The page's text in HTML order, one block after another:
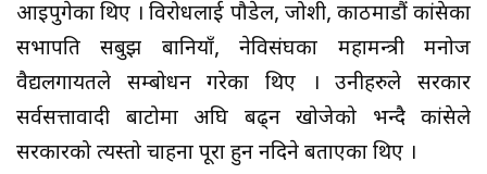
आइपुगेका थिए । विरोधलाई पौडेल, जोशी, काठमाडौं कांग्रेसका
सभापति सबुझ बानियाँ, नेविसंघका महामन्त्री मनोज
वैद्यलगायतले सम्बोधन गरेका थिए । उनीहरुले सरकार
सर्वसत्तावादी बाटोमा अघि बढ्न खोजेको भन्दै कांग्रेसले
सरकारको त्यस्तो चाहना पूरा हुन नदिने बताएका थिए ।